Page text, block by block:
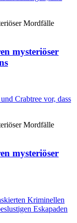
mysteriöser
Crabtree vor, dass
mysteriöser
Kriminellen
Eskapaden